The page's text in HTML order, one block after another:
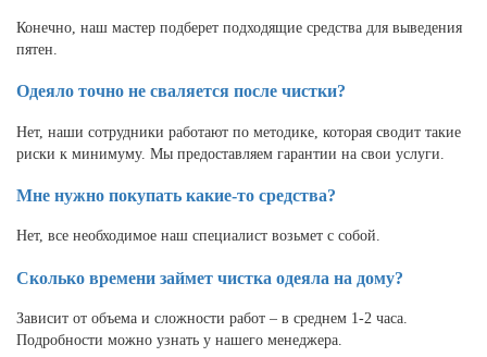
Конечно, наш мастер подберет подходящие средства для выведения
пятен.
Одеяло точно не сваляется после чистки?
Нет, наши сотрудники работают по методике, которая сводит такие
риски к минимуму. Мы предоставляем гарантии на свои услуги.
Мне нужно покупать какие-то средства?
Нет, все необходимое наш специалист возьмет с собой.
Сколько времени займет чистка одеяла на дому?
Зависит от объема и сложности работ – в среднем 1-2 часа.
Подробности можно узнать у нашего менеджера.